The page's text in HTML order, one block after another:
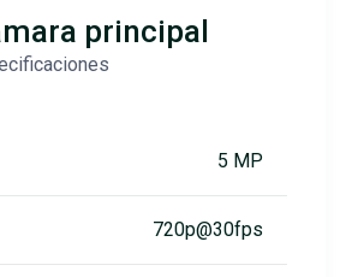
principal
5 MP
720p@30fps